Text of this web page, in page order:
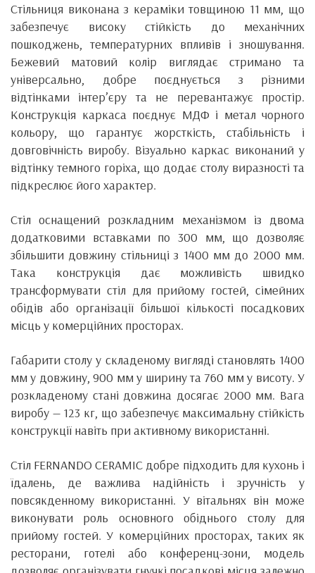
Стільниця виконана з кераміки товщиною 11 мм, що
забезпечує високу стійкість до механічних
пошкоджень, температурних впливів і зношування.
Бежевий матовий колір виглядає стримано та
універсально, добре поєднується з різними
відтінками інтер’єру та не перевантажує простір.
Конструкція каркаса поєднує МДФ і метал чорного
кольору, що гарантує жорсткість, стабільність і
довговічність виробу. Візуально каркас виконаний у
відтінку темного горіха, що додає столу виразності та
підкреслює його характер.
Стіл оснащений розкладним механізмом із двома
додатковими вставками по 300 мм, що дозволяє
збільшити довжину стільниці з 1400 мм до 2000 мм.
Така конструкція дає можливість швидко
трансформувати стіл для прийому гостей, сімейних
обідів або організації більшої кількості посадкових
місць у комерційних просторах.
Габарити столу у складеному вигляді становлять 1400
мм у довжину, 900 мм у ширину та 760 мм у висоту. У
розкладеному стані довжина досягає 2000 мм. Вага
виробу — 123 кг, що забезпечує максимальну стійкість
конструкції навіть при активному використанні.
Стіл FERNANDO CERAMIC добре підходить для кухонь і
їдалень, де важлива надійність і зручність у
повсякденному використанні. У вітальнях він може
виконувати роль основного обіднього столу для
прийому гостей. У комерційних просторах, таких як
ресторани, готелі або конференц-зони, модель